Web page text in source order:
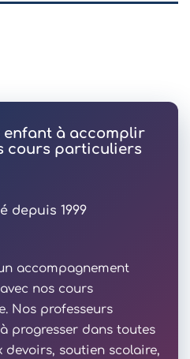
enfant à accomplir
cours particuliers
depuis 1999
accompagnement
nos cours
Nos professeurs
progresser dans toutes
devoirs, soutien scolaire,